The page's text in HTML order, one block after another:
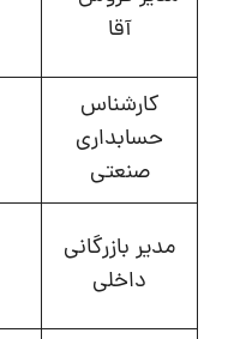
آقا
کارشناس
حسابداری
صنعتی
مدیر بازرگانی
داخلی